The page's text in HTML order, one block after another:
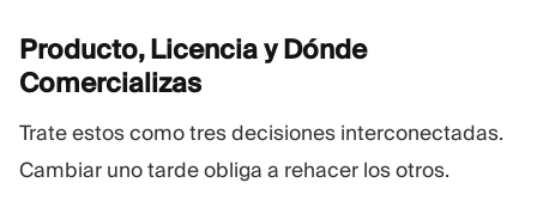
Producto, Licencia y Dónde
Comercializas
Trate estos como tres decisiones interconectadas.
Cambiar uno tarde obliga a rehacer los otros.